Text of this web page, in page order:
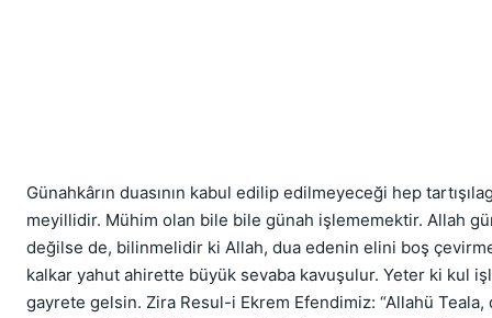
Günahkârın duasının kabul edilip edilmeyeceği hep
meyillidir. Mühim olan bile bile günah işlememektir. Allah
değilse de, bilinmelidir ki Allah, dua edenin elini boş
kalkar yahut ahirette büyük sevaba kavuşulur. Yeter ki kul
gayrete gelsin. Zira Resul-i Ekrem Efendimiz: “Allahü Teala,